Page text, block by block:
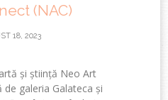
(NAC)
18, 2023
și știință Neo Art
galeria Galateca și